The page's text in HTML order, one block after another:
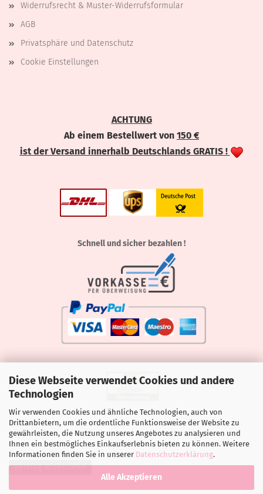
Diese Webseite verwendet Cookies und andere
Technologien
Wir verwenden Cookies und ähnliche Technologien, auch von
Drittanbietern, um die ordentliche Funktionsweise der Website zu
gewährleisten, die Nutzung unseres Angebotes zu analysieren und
Ihnen ein bestmögliches Einkaufserlebnis bieten zu können. Weitere
Informationen finden Sie in unserer Datenschutzerklärung.
Alle Akzeptieren
Widerrufsrecht & Muster-Widerrufsformular
AGB
Privatsphäre und Datenschutz
Cookie Einstellungen
ACHTUNG
Ab einem Bestellwert von 150 €
ist der Versand innerhalb Deutschlands GRATIS !
Schnell und sicher bezahlen !
Vertrag widerrufen